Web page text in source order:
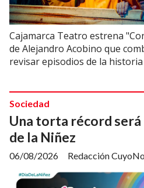
Cajamarca Teatro estrena
de Alejandro Acobino que
revisar episodios de la
Una torta récord
de la Niñez
Redacción
Sociedad
06/08/2026